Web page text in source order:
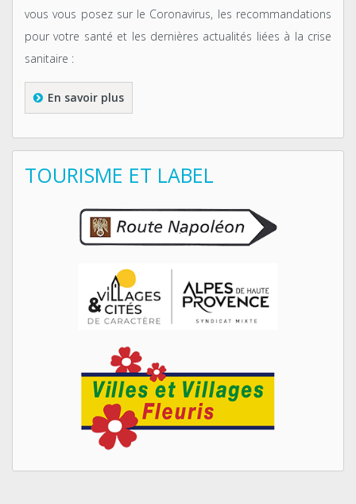
vous vous posez sur le Coronavirus, les recommandations
pour votre santé et les dernières actualités liées à la crise
sanitaire :
En savoir plus
TOURISME ET LABEL